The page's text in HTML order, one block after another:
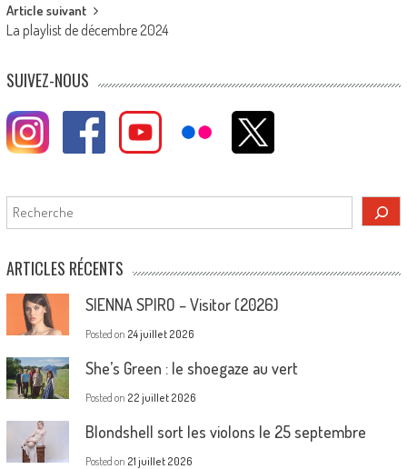
Article suivant
La playlist de décembre 2024
SUIVEZ-NOUS
Rechercher
ARTICLES RÉCENTS
SIENNA SPIRO – Visitor (2026)
Posted on 24 juillet 2026
She’s Green : le shoegaze au vert
Posted on 22 juillet 2026
Blondshell sort les violons le 25 septembre
Posted on 21 juillet 2026